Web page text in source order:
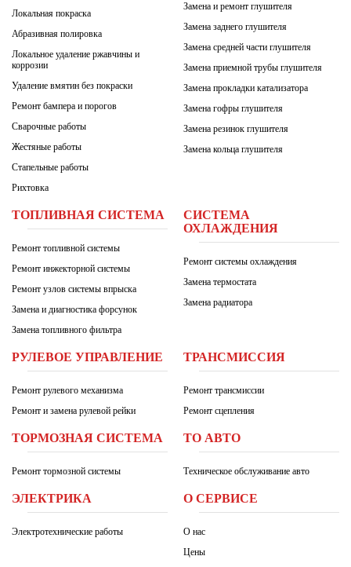
Локальная покраска
Абразивная полировка
Локальное удаление ржавчины и
коррозии
Удаление вмятин без покраски
Ремонт бампера и порогов
Сварочные работы
Жестяные работы
Стапельные работы
Рихтовка
Замена и ремонт глушителя
Замена заднего глушителя
Замена средней части глушителя
Замена приемной трубы глушителя
Замена прокладки катализатора
Замена гофры глушителя
Замена резинок глушителя
Замена кольца глушителя
ТОПЛИВНАЯ СИСТЕМА
Ремонт топливной системы
Ремонт инжекторной системы
Ремонт узлов системы впрыска
Замена и диагностика форсунок
Замена топливного фильтра
СИСТЕМА
ОХЛАЖДЕНИЯ
Ремонт системы охлаждения
Замена термостата
Замена радиатора
РУЛЕВОЕ УПРАВЛЕНИЕ
Ремонт рулевого механизма
Ремонт и замена рулевой рейки
ТРАНСМИССИЯ
Ремонт трансмиссии
Ремонт сцепления
ТОРМОЗНАЯ СИСТЕМА
Ремонт тормозной системы
ТО АВТО
Техническое обслуживание авто
ЭЛЕКТРИКА
Электротехнические работы
О СЕРВИСЕ
О нас
Цены